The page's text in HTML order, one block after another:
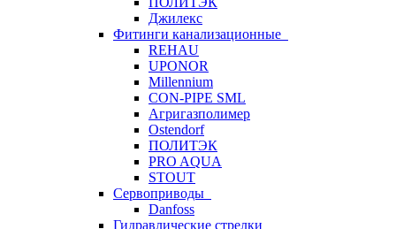
Джилекс
Фитинги канализационные
REHAU
UPONOR
Millennium
CON-PIPE SML
Агригазполимер
Ostendorf
ПОЛИТЭК
PRO AQUA
STOUT
Сервоприводы
Danfoss
Гидравлические стрелки